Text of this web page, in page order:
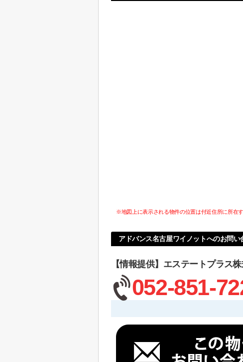
※地図上に表示される物件の位置は付近住所に所在
アドバンス名古屋ワイノットへのお問い
【情報提供】エステートプラス
052-851-